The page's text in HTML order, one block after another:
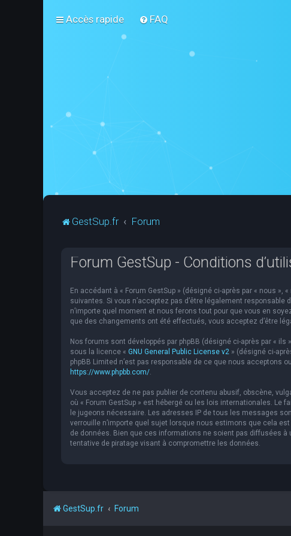
Accès rapide FAQ
GestSup.fr Forum
Forum GestSup - Conditions
En accédant à « Forum GestSup » (désigné ci-après par « nous
suivantes. Si vous n’acceptez pas d’être légalement
n’importe quel moment et nous ferons tout pour que vous en
que des changements ont été effectués, vous acceptez d’être
Nos forums sont développés par phpBB (désigné ci-après par « ils
sous la licence « GNU General Public License v2 » (désigné ci-
phpBB Limited n’est pas responsable de ce que nous acceptons
https://www.phpbb.com/.
Vous acceptez de ne pas publier de contenu abusif, obscène,
où « Forum GestSup » est hébergé ou les lois internationales.
le jugeons nécessaire. Les adresses IP de tous les messages
verrouille n’importe quel sujet lorsque nous estimons que cela
de données. Bien que ces informations ne soient pas diffusées à
tentative de piratage visant à compromettre les données.
GestSup.fr Forum